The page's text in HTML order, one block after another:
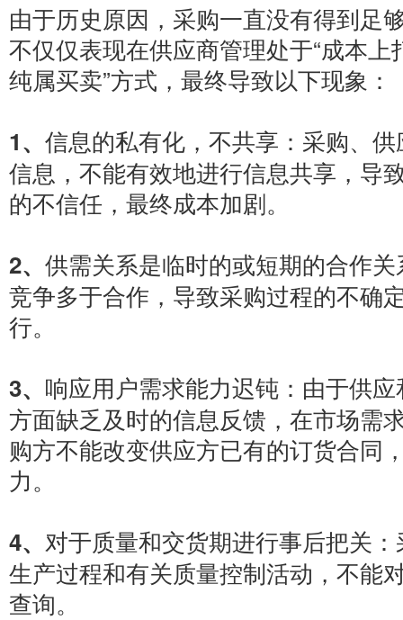
由于历史原因，采购一直没有得到足
不仅仅表现在供应商管理处于“成本
纯属买卖”方式，最终导致以下现象：
1、 信息的私有化，不共享：采购、
信息，不能有效地进行信息共享，导
的不信任，最终成本加剧。
2、 供需关系是临时的或短期的合作
竞争多于合作，导致采购过程的不确
行。
3、 响应用户需求能力迟钝：由于供
方面缺乏及时的信息反馈，在市场需
购方不能改变供应方已有的订货合同
力。
4、 对于质量和交货期进行事后把关
生产过程和有关质量控制活动，不能
查询。